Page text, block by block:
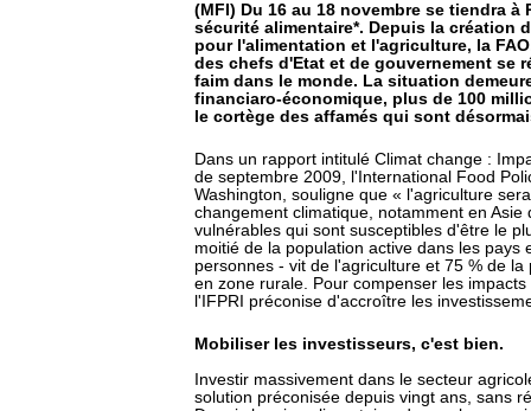
(MFI) Du 16 au 18 novembre se tiendra à
sécurité alimentaire*. Depuis la création
pour l'alimentation et l'agriculture, la
des chefs d'Etat et de gouvernement se
faim dans le monde. La situation
financiaro-économique, plus de 100
le cortège des affamés qui sont
Dans un rapport intitulé Climat change :
de septembre 2009, l'International Food
Washington, souligne que « l'agriculture
changement climatique, notamment en
vulnérables qui sont susceptibles d'être le
moitié de la population active dans les
personnes - vit de l'agriculture et 75 % de
en zone rurale. Pour compenser les
l'IFPRI préconise d'accroître les
Mobiliser les investisseurs, c'est bien.
Investir massivement dans le secteur
solution préconisée depuis vingt ans, sans